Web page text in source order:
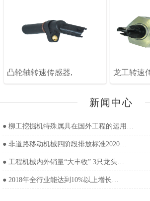
凸轮轴转速传感器, 龙工转速
新闻中心
● 柳工挖掘机特殊属具在国外工程的运用…
● 非道路移动机械四阶段排放标准2020…
● 工程机械内外销量“大丰收” 3只龙头…
● 2018年全行业能达到10%以上增长…